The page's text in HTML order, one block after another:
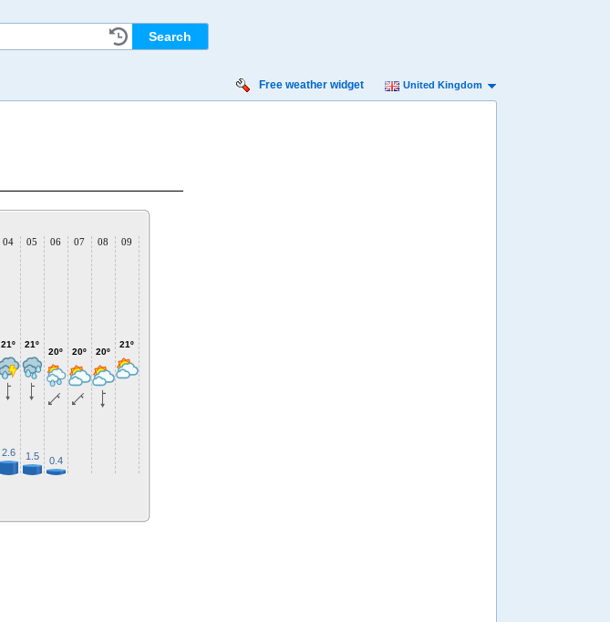
Free weather widget United Kingdom
04
21º
2.6
05
21º
1.5
06
20º
0.4
07
20º
08
20º
09
21º